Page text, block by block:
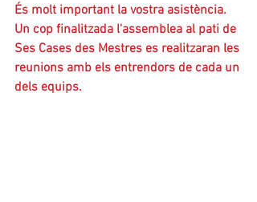
És molt important la vostra asistència.
Un cop finalitzada l'assemblea al pati de
Ses Cases des Mestres es realitzaran les
reunions amb els entrendors de cada un
dels equips.